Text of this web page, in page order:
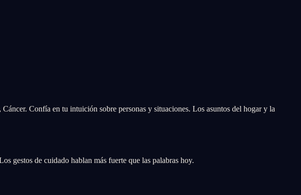
Confía en tu intuición sobre personas y situaciones. Los asuntos del hogar y la
gestos de cuidado hablan más fuerte que las palabras hoy.